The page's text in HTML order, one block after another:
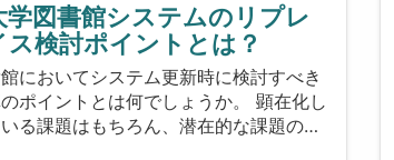
学図書館システムのリプレ
ス検討ポイントとは？
においてシステム更新時に検討すべき
ポイントとは何でしょうか。 顕在化し
る課題はもちろん、潜在的な課題の…